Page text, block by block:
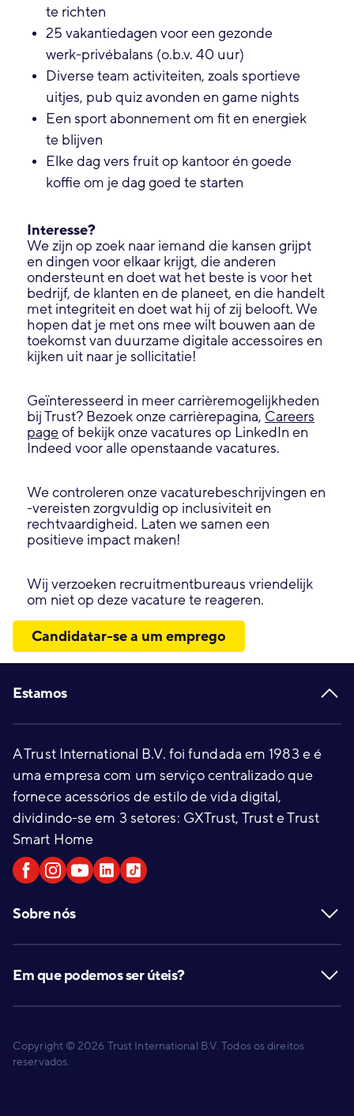
te richten
25 vakantiedagen voor een gezonde
werk-privébalans (o.b.v. 40 uur)
Diverse team activiteiten, zoals sportieve
uitjes, pub quiz avonden en game nights
Een sport abonnement om fit en energiek
te blijven
Elke dag vers fruit op kantoor én goede
koffie om je dag goed te starten
Interesse?
We zijn op zoek naar iemand die kansen grijpt
en dingen voor elkaar krijgt, die anderen
ondersteunt en doet wat het beste is voor het
bedrijf, de klanten en de planeet, en die handelt
met integriteit en doet wat hij of zij belooft. We
hopen dat je met ons mee wilt bouwen aan de
toekomst van duurzame digitale accessoires en
kijken uit naar je sollicitatie!
Geïnteresseerd in meer carrièremogelijkheden
bij Trust? Bezoek onze carrièrepagina, Careers
page of bekijk onze vacatures op LinkedIn en
Indeed voor alle openstaande vacatures.
We controleren onze vacaturebeschrijvingen en
-vereisten zorgvuldig op inclusiviteit en
rechtvaardigheid. Laten we samen een
positieve impact maken!
Wij verzoeken recruitmentbureaus vriendelijk
om niet op deze vacature te reageren.
Candidatar-se a um emprego
Footer
Estamos
A Trust International B.V. foi fundada em 1983 e é
uma empresa com um serviço centralizado que
fornece acessórios de estilo de vida digital,
dividindo-se em 3 setores: GXTrust, Trust e Trust
Smart Home
Sobre nós
Em que podemos ser úteis?
Copyright © 2026 Trust International B.V. Todos os direitos
reservados.